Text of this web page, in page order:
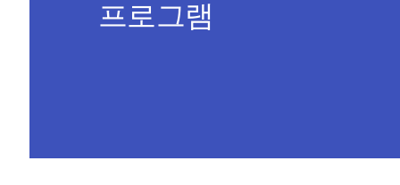
프로그램